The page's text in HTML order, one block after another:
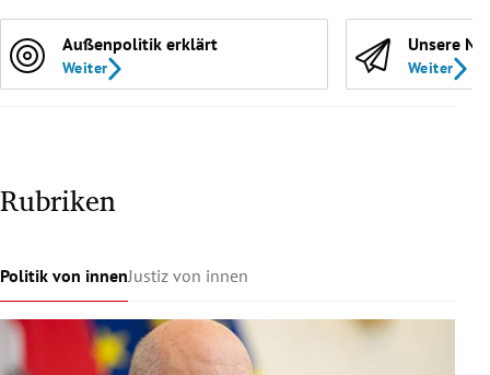
Außenpolitik erklärt
Weiter
Unsere
Weiter
Rubriken
Politik von innenJustiz von innen